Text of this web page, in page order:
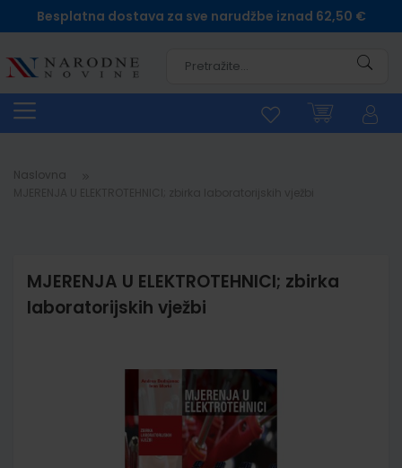
Besplatna dostava za sve narudžbe iznad 62,50 €
Naslovna
MJERENJA U ELEKTROTEHNICI; zbirka
laboratorijskih vježbi